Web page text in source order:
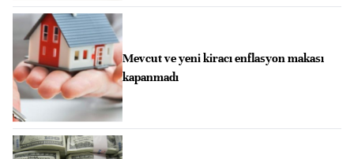
Mevcut ve yeni kiracı enflasyon makası
kapanmadı